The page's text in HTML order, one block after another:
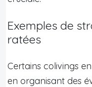
Exemples de
ratées
Certains colivings
en organisant des